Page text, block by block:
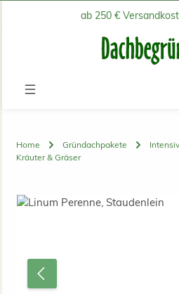
Zum Hauptinhalt springen
ab 250 €
Home Gründachpakete
Kräuter & Gräser
Bildergalerie überspringen